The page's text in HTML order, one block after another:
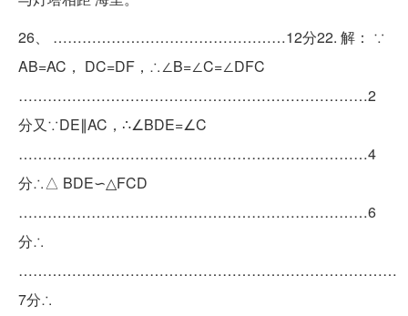
26、 …………………………………………12分22. 解： ∵
AB=AC， DC=DF，∴∠B=∠C=∠DFC
………………………………………………………………2
分又∵DE∥AC，∴∠BDE=∠C
………………………………………………………………4
分∴△ BDE∽△FCD
………………………………………………………………6
分∴
……………………………………………………………………
7分∴